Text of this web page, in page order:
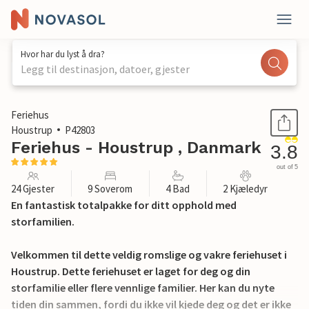
Hvor har du lyst å dra?
Legg til destinasjon, datoer, gjester
1 / 35
Feriehus
Houstrup
P42803
Feriehus - Houstrup , Danmark 3.8
out of 5
24 Gjester 9 Soverom 4 Bad 2 Kjæledyr
En fantastisk totalpakke for ditt opphold med
storfamilien.
Velkommen til dette veldig romslige og vakre feriehuset i
Houstrup. Dette feriehuset er laget for deg og din
storfamilie eller flere vennlige familier. Her kan du nyte
tiden din sammen, fordi du ikke vil kjede deg og det er ikke